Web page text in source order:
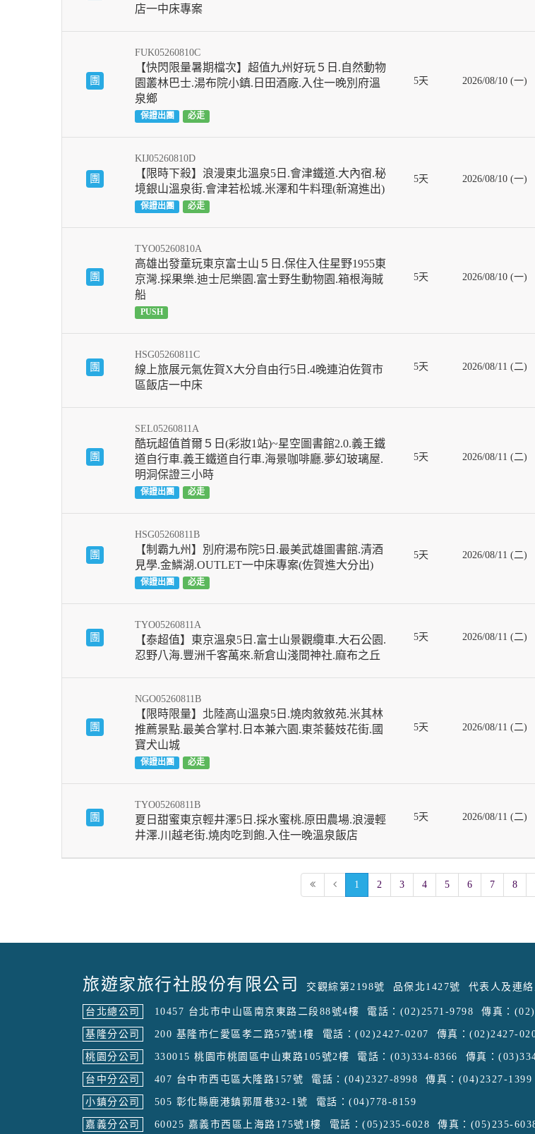
店一中床專案
團
FUK05260810C
【快閃限量暑期檔次】超值九州好玩５日.自然動物
園叢林巴士.湯布院小鎮.日田酒廠.入住一晚別府溫
泉鄉
保證出團 必走
5天 2026/08/10 (一)
團
KIJ05260810D
【限時下殺】浪漫東北溫泉5日.會津鐵道.大內宿.秘
境銀山溫泉街.會津若松城.米澤和牛料理(新瀉進出)
保證出團 必走
5天 2026/08/10 (一)
團
TYO05260810A
高雄出發童玩東京富士山５日.保住入住星野1955東
京灣.採果樂.迪士尼樂園.富士野生動物園.箱根海賊
船
PUSH
5天 2026/08/10 (一)
團
HSG05260811C
線上旅展元氣佐賀X大分自由行5日.4晚連泊佐賀市
區飯店一中床
5天 2026/08/11 (二)
團
SEL05260811A
酷玩超值首爾５日(彩妝1站)~星空圖書館2.0.義王鐵
道自行車.義王鐵道自行車.海景咖啡廳.夢幻玻璃屋.
明洞保證三小時
保證出團 必走
5天 2026/08/11 (二)
團
HSG05260811B
【制霸九州】別府湯布院5日.最美武雄圖書館.清酒
見學.金鱗湖.OUTLET一中床專案(佐賀進大分出)
保證出團 必走
5天 2026/08/11 (二)
團
TYO05260811A
【泰超值】東京溫泉5日.富士山景觀纜車.大石公園.
忍野八海.豐洲千客萬來.新倉山淺間神社.麻布之丘
5天 2026/08/11 (二)
團
NGO05260811B
【限時限量】北陸高山溫泉5日.燒肉敘敘苑.米其林
推薦景點.最美合掌村.日本兼六園.東茶藝妓花街.國
寶犬山城
保證出團 必走
5天 2026/08/11 (二)
團
TYO05260811B
夏日甜蜜東京輕井澤5日.採水蜜桃.原田農場.浪漫輕
井澤.川越老街.燒肉吃到飽.入住一晚溫泉飯店
5天 2026/08/11 (二)
1 2 3 4 5 6 7 8
旅遊家旅行社股份有限公司 交觀綜第2198號 品保北1427號 代表人及連
台北總公司 10457 台北市中山區南京東路二段88號4樓 電話：(02)2571-9798 傳真：
基隆分公司 200 基隆市仁愛區孝二路57號1樓 電話：(02)2427-0207 傳真：(02)2427-
桃園分公司 330015 桃園市桃園區中山東路105號2樓 電話：(03)334-8366 傳真：
台中分公司 407 台中市西屯區大隆路157號 電話：(04)2327-8998 傳真：(04)2327-1399
小鎮分公司 505 彰化縣鹿港鎮郭厝巷32-1號 電話：(04)778-8159
嘉義分公司 60025 嘉義市西區上海路175號1樓 電話：(05)235-6028 傳真：(05)235-